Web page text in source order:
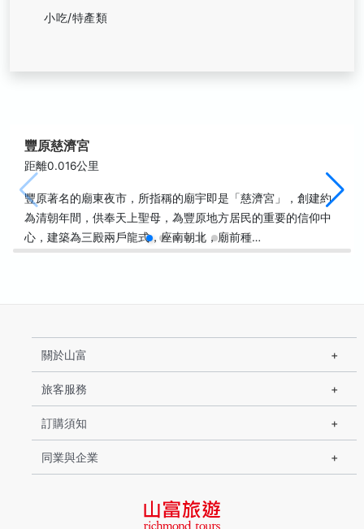
小吃/特產類
豐原慈濟宮
距離0.016公里
豐原著名的廟東夜市，所指稱的廟宇即是「慈濟宮」，創建約
為清朝年間，供奉天上聖母，為豐原地方居民的重要的信仰中
心，建築為三殿兩戶龍式，座南朝北，廟前種…
關於山富
旅客服務
訂購須知
同業與企業